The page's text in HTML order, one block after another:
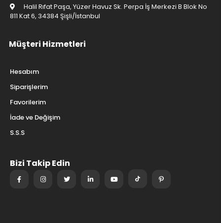
Halil Rıfat Paşa, Yüzer Havuz Sk. Perpa İş Merkezi B Blok No
811 Kat 6, 34384 Şişli/İstanbul
Müşteri Hizmetleri
Hesabım
Siparişlerim
Favorilerim
İade ve Değişim
S.S.S
Bizi Takip Edin